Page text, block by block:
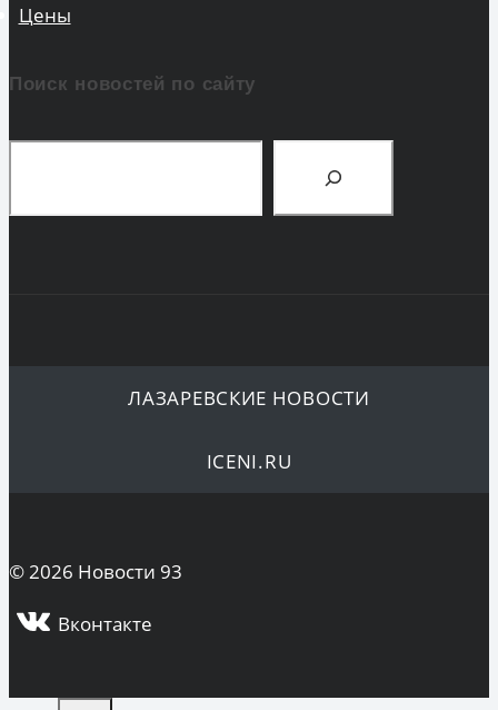
Цены
Поиск новостей по сайту
ЛАЗАРЕВСКИЕ НОВОСТИ
ICENI.RU
© 2026 Новости 93
Вконтакте